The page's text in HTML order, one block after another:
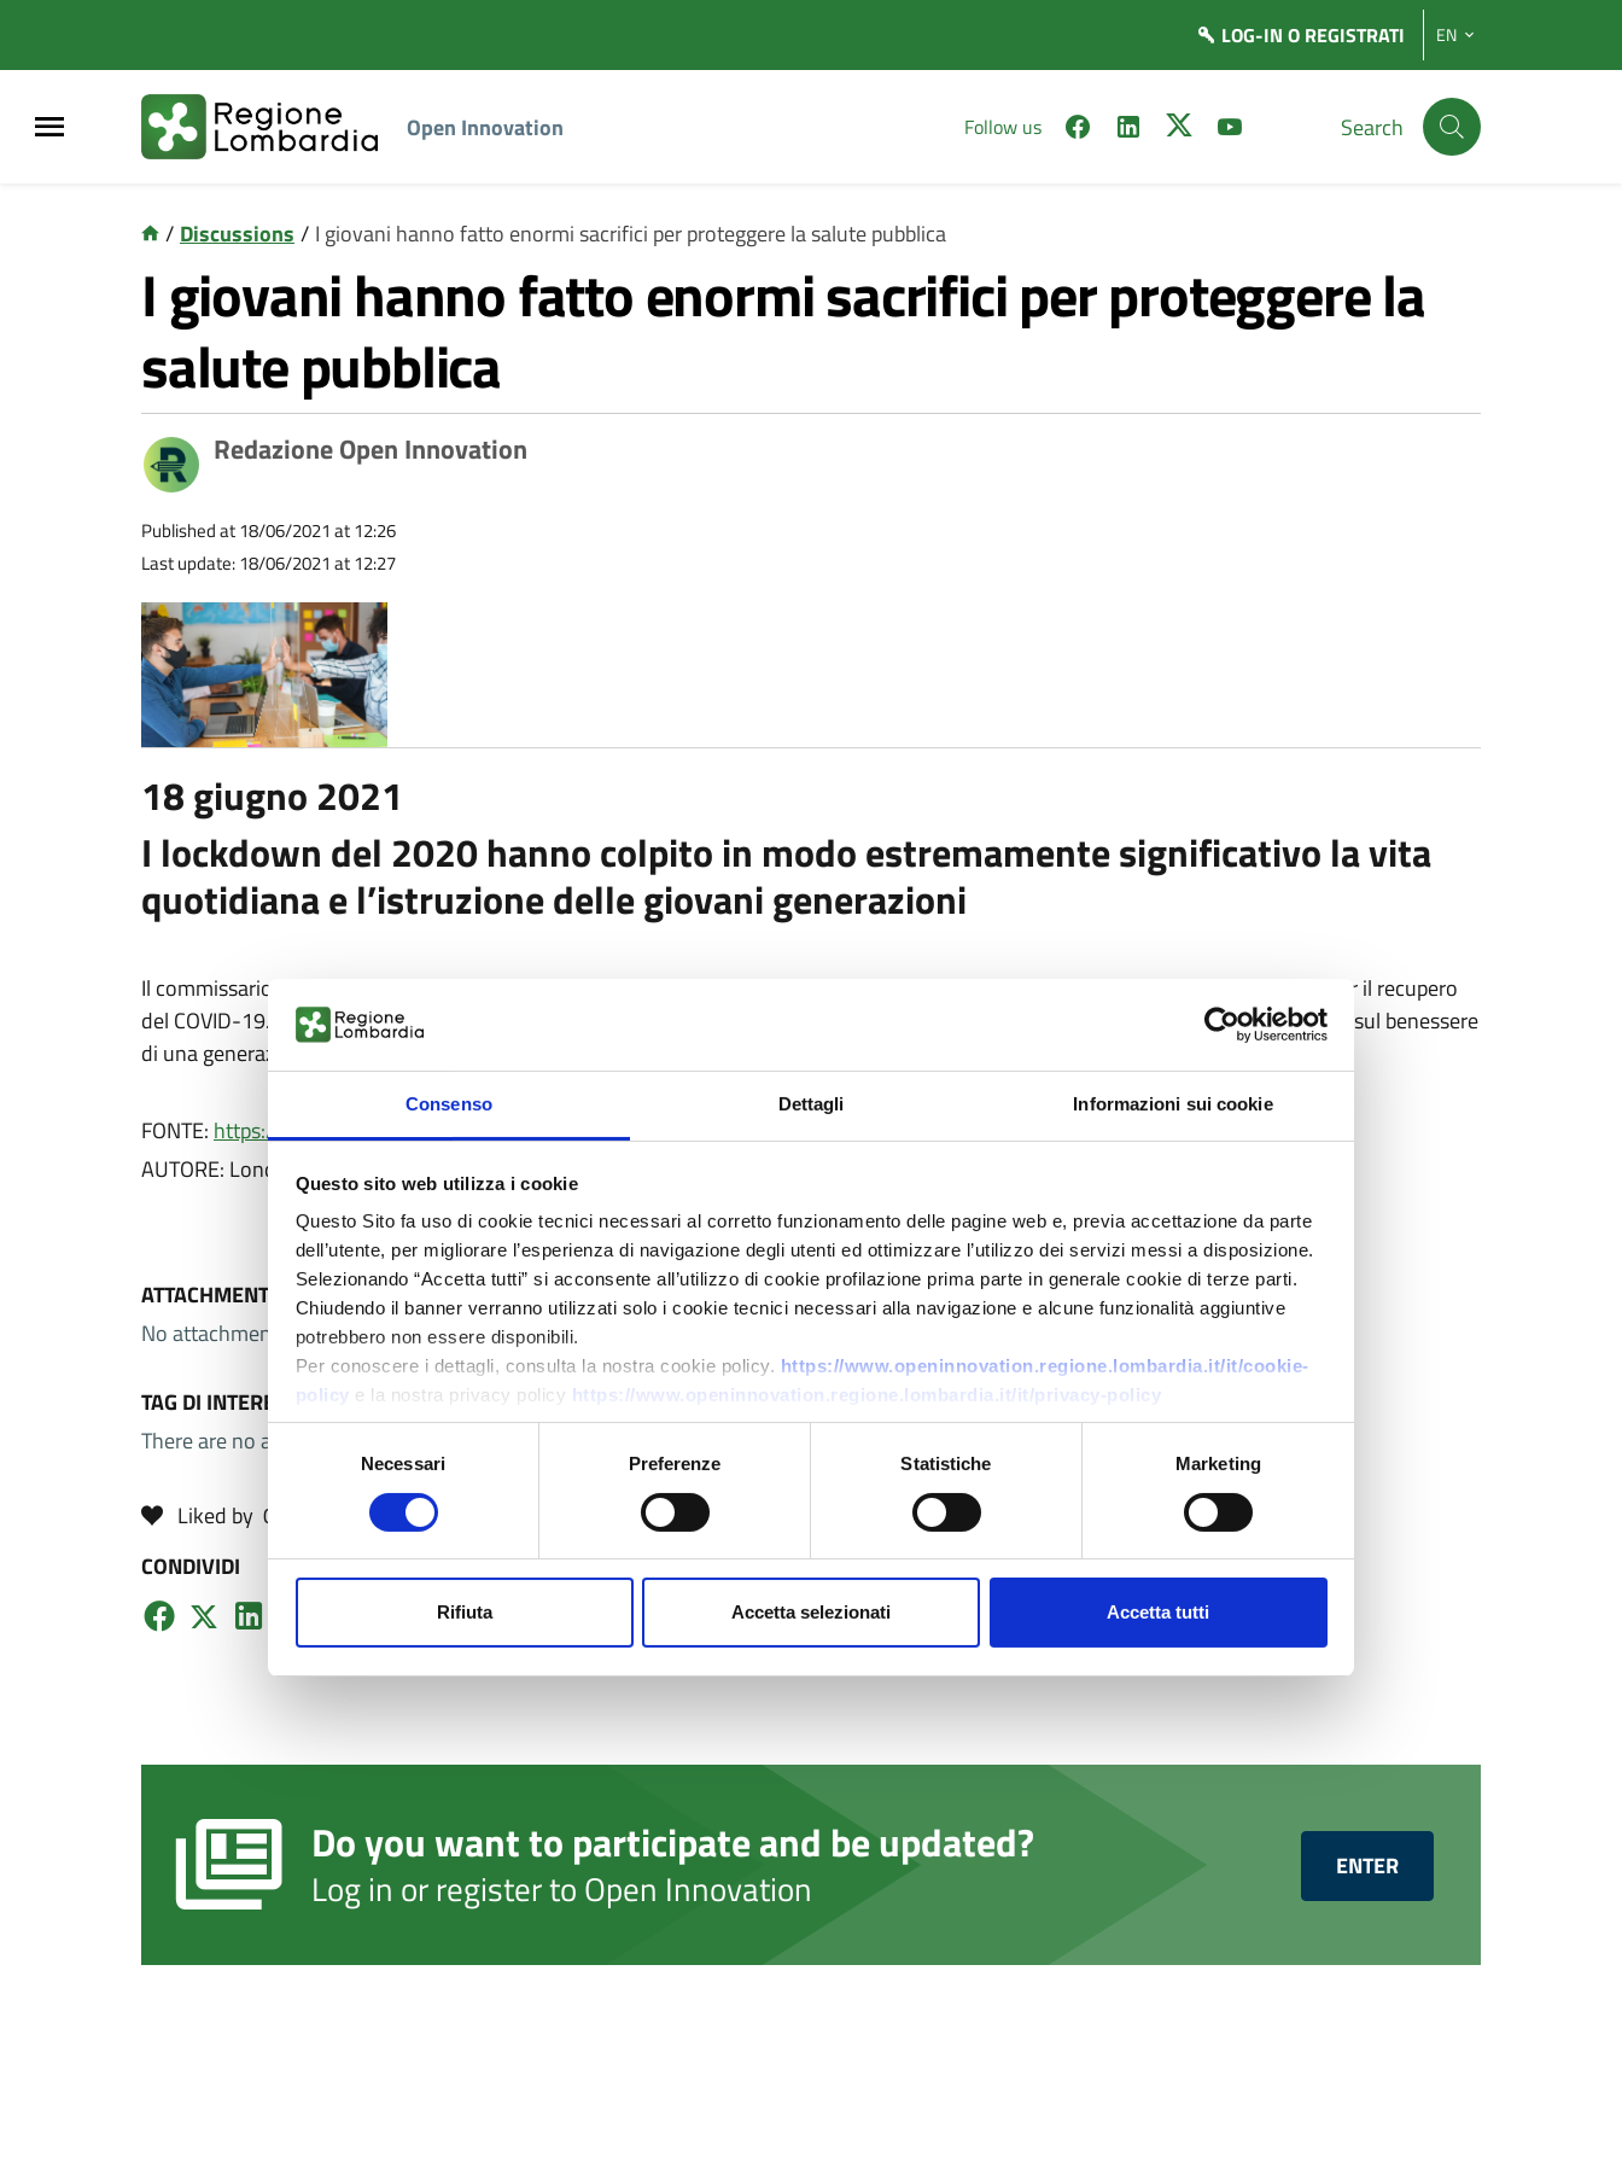
Consenso Dettagli Informazioni sui cookie
Questo sito web utilizza i cookie
Questo Sito fa uso di cookie tecnici necessari al corretto funzionamento delle pagine web e, previa accettazione da parte
dell’utente, per migliorare l’esperienza di navigazione degli utenti ed ottimizzare l’utilizzo dei servizi messi a disposizione.
Selezionando “Accetta tutti” si acconsente all’utilizzo di cookie profilazione prima parte in generale cookie di terze parti.
Chiudendo il banner verranno utilizzati solo i cookie tecnici necessari alla navigazione e alcune funzionalità aggiuntive
potrebbero non essere disponibili.
Per conoscere i dettagli, consulta la nostra cookie policy. https://www.openinnovation.regione.lombardia.it/it/cookie-
policy e la nostra privacy policy https://www.openinnovation.regione.lombardia.it/it/privacy-policy
Selezione
Necessari Preferenze Statistiche Marketing
Rifiuta Accetta selezionati Accetta tutti
contenuto
footer
LOG-IN O REGISTRATI EN
Open Innovation Follow us Search
/ Discussions / I giovani hanno fatto enormi sacrifici per proteggere la salute pubblica
I giovani hanno fatto enormi sacrifici per proteggere la
salute pubblica
Redazione Open Innovation
Published at 18/06/2021 at 12:26
Last update: 18/06/2021 at 12:27
18 giugno 2021
I lockdown del 2020 hanno colpito in modo estremamente significativo la vita
quotidiana e l’istruzione delle giovani generazioni
Il commissario per il recupero dell'istruzione per l'Inghilterra, Sir Kevan Collins, si è recentemente dimesso per la mancanza di fondi per il recupero
del COVID-19. Carl Cullinane spiega che risparmiare denaro per il recupero dell'istruzione avrà un enorme impatto sulle competenze e sul benessere
di una generazione, che a sua volta avrà enormi conseguenze finanziarie e sociali a lungo termine.
FONTE: https://blogs.lse.ac.uk/politicsandpolicy/education-recovery-money/
AUTORE: London School of Economics
ATTACHMENTS
No attachments selected.
TAG DI INTERESSE
There are no areas of interest associated with this content
Liked by 0
CONDIVIDI
Do you want to participate and be updated?
Log in or register to Open Innovation ENTER